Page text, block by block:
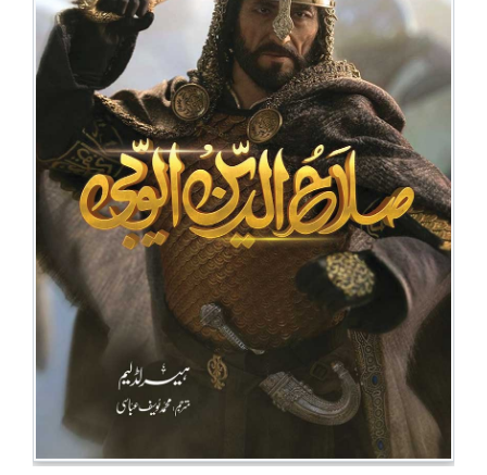
UPCOMINGS
REQUEST
CATALOGUE
HOW
CONTACT